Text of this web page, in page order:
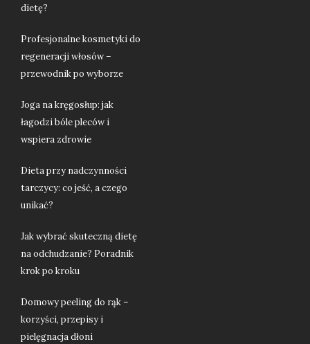
dietę?
Profesjonalne kosmetyki do
regeneracji włosów –
przewodnik po wyborze
Joga na kręgosłup: jak
łagodzi bóle pleców i
wspiera zdrowie
Dieta przy nadczynności
tarczycy: co jeść, a czego
unikać?
Jak wybrać skuteczną dietę
na odchudzanie? Poradnik
krok po kroku
Domowy peeling do rąk –
korzyści, przepisy i
pielęgnacja dłoni